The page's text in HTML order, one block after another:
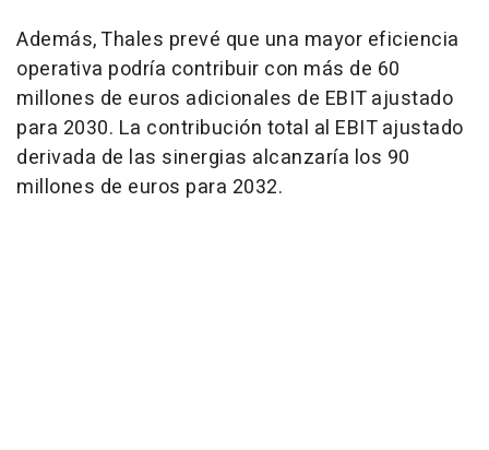
Además, Thales prevé que una mayor eficiencia
operativa podría contribuir con más de 60
millones de euros adicionales de EBIT ajustado
para 2030. La contribución total al EBIT ajustado
derivada de las sinergias alcanzaría los 90
millones de euros para 2032.